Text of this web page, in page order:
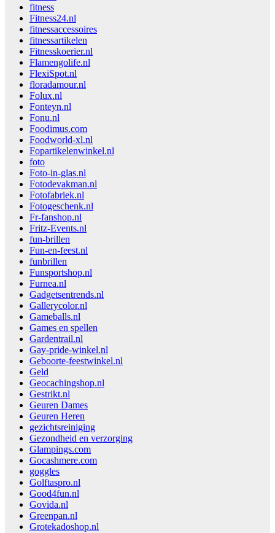
fitness
Fitness24.nl
fitnessaccessoires
fitnessartikelen
Fitnesskoerier.nl
Flamengolife.nl
FlexiSpot.nl
floradamour.nl
Folux.nl
Fonteyn.nl
Fonu.nl
Foodimus.com
Foodworld-xl.nl
Fopartikelenwinkel.nl
foto
Foto-in-glas.nl
Fotodevakman.nl
Fotofabriek.nl
Fotogeschenk.nl
Fr-fanshop.nl
Fritz-Events.nl
fun-brillen
Fun-en-feest.nl
funbrillen
Funsportshop.nl
Furnea.nl
Gadgetsentrends.nl
Gallerycolor.nl
Gameballs.nl
Games en spellen
Gardentrail.nl
Gay-pride-winkel.nl
Geboorte-feestwinkel.nl
Geld
Geocachingshop.nl
Gestrikt.nl
Geuren Dames
Geuren Heren
gezichtsreiniging
Gezondheid en verzorging
Glampings.com
Gocashmere.com
goggles
Golftaspro.nl
Good4fun.nl
Govida.nl
Greenpan.nl
Grotekadoshop.nl